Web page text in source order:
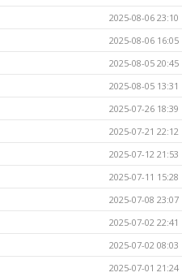
2025-08-06 23:10
2025-08-06 16:05
2025-08-05 20:45
2025-08-05 13:31
2025-07-26 18:39
2025-07-21 22:12
2025-07-12 21:53
2025-07-11 15:28
2025-07-08 23:07
2025-07-02 22:41
2025-07-02 08:03
2025-07-01 21:24